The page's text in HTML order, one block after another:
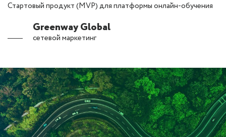
Стартовый продукт (MVP) для платформы онлайн-обучения
Greenway Global
сетевой маркетинг